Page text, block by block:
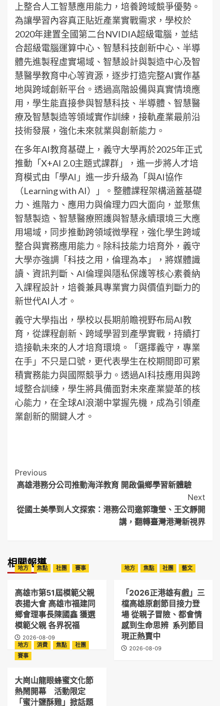
上整合人工智慧應用能力，培養跨域競爭優勢。
為讓學習內容真正貼近產業實戰需求，學校於
2020年建置全國第二台NVIDIA超級電腦，並結
合超級電腦運算中心、智慧科技創新中心、半導
體先進製程虛實場域、智慧設計與製造中心及智
慧醫學教育中心等資源，逐步打造完整AI實作基
地與跨域創新平台。透過高階設備與真實情境應
用，學生能直接參與智慧科技、半導體、智慧醫
療及智慧製造等領域實作訓練，接軌產業最前沿
技術發展，強化未來就業與創新能力。
在多年AI教育基礎上，義守大學再於2025年正式
推動「X+AI 2.0主題式課群」，進一步將人才培
育模式由「學AI」進一步升級為「與AI協作
（Learning with AI）」。整體課程架構涵蓋基礎
力、進階力、應用力與倫理力四大面向，並聚焦
智慧製造、智慧醫療照護與智慧永續環境三大應
用場域，同步推動跨領域微學程，強化學生跨域
整合與實務應用能力。除科技能力培育外，義守
大學亦強調「科技之用，倫理為本」，將媒體識
讀、資訊判斷、AI倫理與隱私保護等核心素養納
入課程設計，培養兼具專業實力與價值判斷力的
新世代AI人才。
義守大學指出，學校以長期前瞻視野布局AI教
育，從課程創新、跨域學習到產學實戰，持續打
造接軌未來的人才培育環境。「選擇義守，專業
在手」不只是口號，更代表學生在校期間即可累
積實務能力與國際競爭力。透過AI科技應用與跨
域整合訓練，學生將具備面對未來產業變革的核
心能力，在全球AI浪潮中掌握先機，成為引領產
業創新的關鍵人才。
Post
Navigation
Previous
高雄港務分公司推動海洋教育 開啟偏鄉學習新體驗
Next
從國土美學到人文探索：港務公司邀郭瓊瑩、王文靜開
講，翻轉臺灣港灣新視界
相關報導
地方 焦點 社團 賽事
高雄市第51屆模範父親
表揚大會 高雄市福建同
鄉會理事長陳國鑫 獲選
模範父親 各界祝福
2026-08-09
地方 焦點 社團 藝文
「2026正港雄有戲」三
檔高雄原創節目接力登
場 從親子冒險、都會情
感到生命思辨 系列節目
現正熱賣中
2026-08-09
地方 消費 焦點
社團
賽事
大崗山龍眼蜂蜜文化節
熱鬧開幕 活動限定
「蜜汁鹽酥雞」掀話題